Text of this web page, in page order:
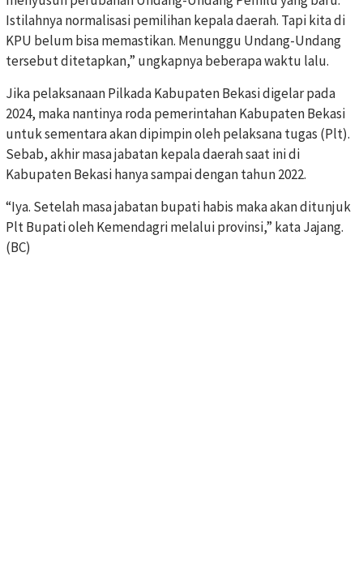
Istilahnya normalisasi pemilihan kepala daerah. Tapi kita di
KPU belum bisa memastikan. Menunggu Undang-Undang
tersebut ditetapkan,” ungkapnya beberapa waktu lalu.
Jika pelaksanaan Pilkada Kabupaten Bekasi digelar pada
2024, maka nantinya roda pemerintahan Kabupaten Bekasi
untuk sementara akan dipimpin oleh pelaksana tugas (Plt).
Sebab, akhir masa jabatan kepala daerah saat ini di
Kabupaten Bekasi hanya sampai dengan tahun 2022.
“Iya. Setelah masa jabatan bupati habis maka akan ditunjuk
Plt Bupati oleh Kemendagri melalui provinsi,” kata Jajang.
(BC)